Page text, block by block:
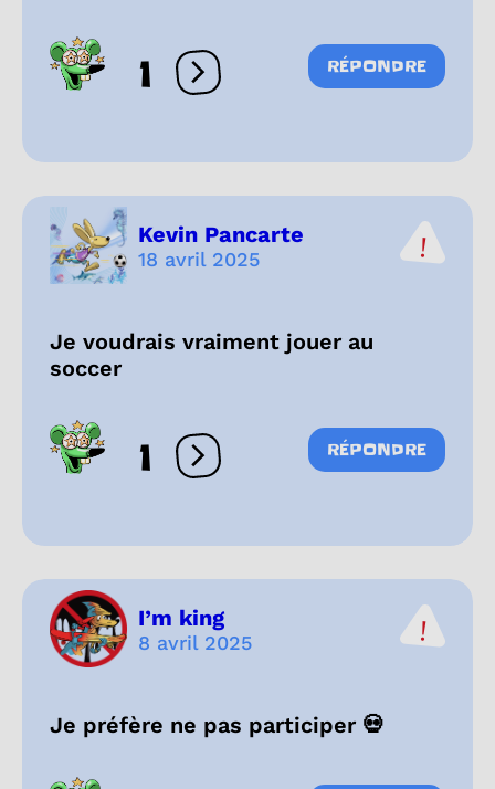
1 Ouvrir les réactions
RÉPONDRE
Kevin Pancarte
18 avril 2025
Je voudrais vraiment jouer au
soccer
1 Ouvrir les réactions
RÉPONDRE
I’m king
8 avril 2025
Je préfère ne pas participer 💀